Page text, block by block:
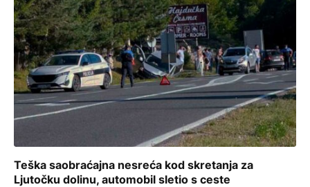
Teška saobraćajna nesreća kod skretanja za
Ljutočku dolinu, automobil sletio s ceste